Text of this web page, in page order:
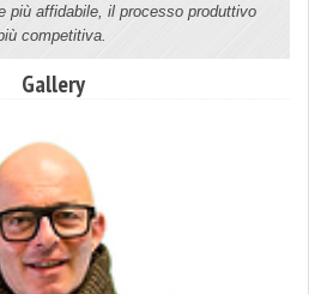
più affidabile, il processo produttivo
competitiva.
Gallery